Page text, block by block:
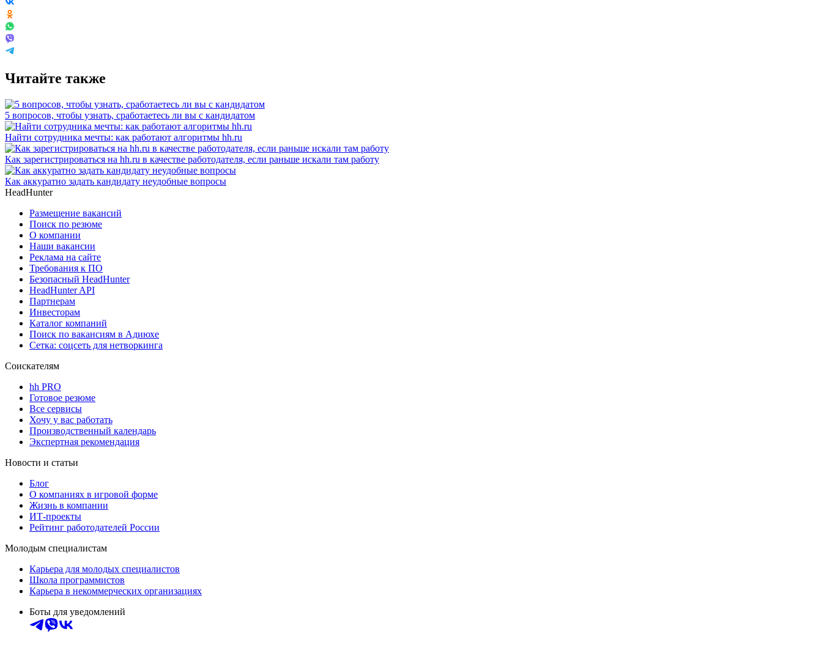
Читайте также
5 вопросов, чтобы узнать, сработаетесь ли вы с кандидатом
Найти сотрудника мечты: как работают алгоритмы hh.ru
Как зарегистрироваться на hh.ru в качестве работодателя, если раньше искали там работу
Как аккуратно задать кандидату неудобные вопросы
HeadHunter
Размещение вакансий
Поиск по резюме
О компании
Наши вакансии
Реклама на сайте
Требования к ПО
Безопасный HeadHunter
HeadHunter API
Партнерам
Инвесторам
Каталог компаний
Поиск по вакансиям в Адиюхе
Сетка: соцсеть для нетворкинга
Соискателям
hh PRO
Готовое резюме
Все сервисы
Хочу у вас работать
Производственный календарь
Экспертная рекомендация
Новости и статьи
Блог
О компаниях в игровой форме
Жизнь в компании
ИТ-проекты
Рейтинг работодателей России
Молодым специалистам
Карьера для молодых специалистов
Школа программистов
Карьера в некоммерческих организациях
Боты для уведомлений